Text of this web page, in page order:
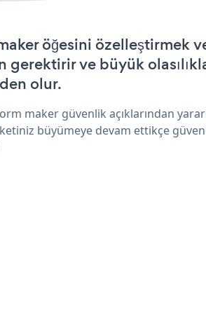
öğesini özelleştirmek
gerektirir ve büyük
olur.
maker güvenlik açıklarından
büyümeye devam ettikçe